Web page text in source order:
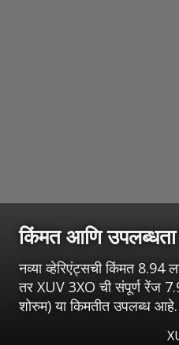
किंमत आणि उपलब्धता
नव्या व्हेरिएंट्सची किंमत 8.94
तर XUV 3XO ची संपूर्ण रेंज
शोरुम) या किमतीत उपलब्ध आहे.